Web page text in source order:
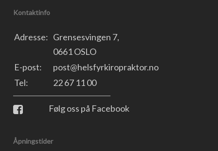
Kontaktinfo
Adresse: Grensesvingen 7,
0661 OSLO
E-post:
post@helsfyrkiropraktor.no
Tel:
22 67 11 00
Følg oss på Facebook
Åpningstider